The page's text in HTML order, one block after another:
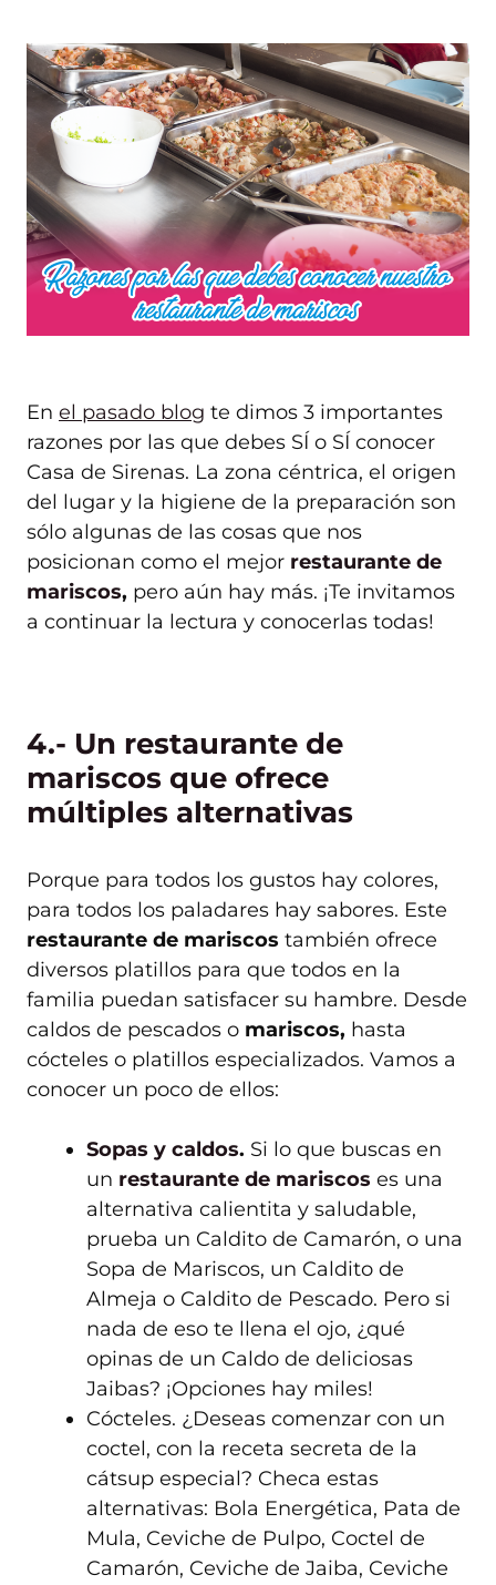
En el pasado blog te dimos 3 importantes
razones por las que debes SÍ o SÍ conocer
Casa de Sirenas. La zona céntrica, el origen
del lugar y la higiene de la preparación son
sólo algunas de las cosas que nos
posicionan como el mejor restaurante de
mariscos, pero aún hay más. ¡Te invitamos
a continuar la lectura y conocerlas todas!
4.- Un restaurante de
mariscos que ofrece
múltiples alternativas
Porque para todos los gustos hay colores,
para todos los paladares hay sabores. Este
restaurante de mariscos también ofrece
diversos platillos para que todos en la
familia puedan satisfacer su hambre. Desde
caldos de pescados o mariscos, hasta
cócteles o platillos especializados. Vamos a
conocer un poco de ellos:
Sopas y caldos. Si lo que buscas en
un restaurante de mariscos es una
alternativa calientita y saludable,
prueba un Caldito de Camarón, o una
Sopa de Mariscos, un Caldito de
Almeja o Caldito de Pescado. Pero si
nada de eso te llena el ojo, ¿qué
opinas de un Caldo de deliciosas
Jaibas? ¡Opciones hay miles!
Cócteles. ¿Deseas comenzar con un
coctel, con la receta secreta de la
cátsup especial? Checa estas
alternativas: Bola Energética, Pata de
Mula, Ceviche de Pulpo, Coctel de
Camarón, Ceviche de Jaiba, Ceviche